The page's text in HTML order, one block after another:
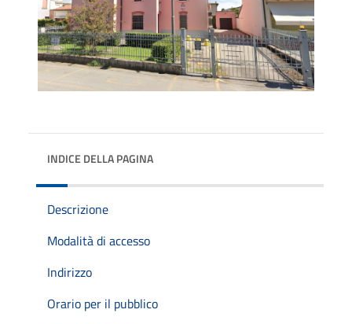
INDICE DELLA PAGINA
Descrizione
Modalità di accesso
Indirizzo
Orario per il pubblico